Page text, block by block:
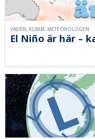
El Niño är här –
VÄDER, KLIMAT, METEOROLOGEN